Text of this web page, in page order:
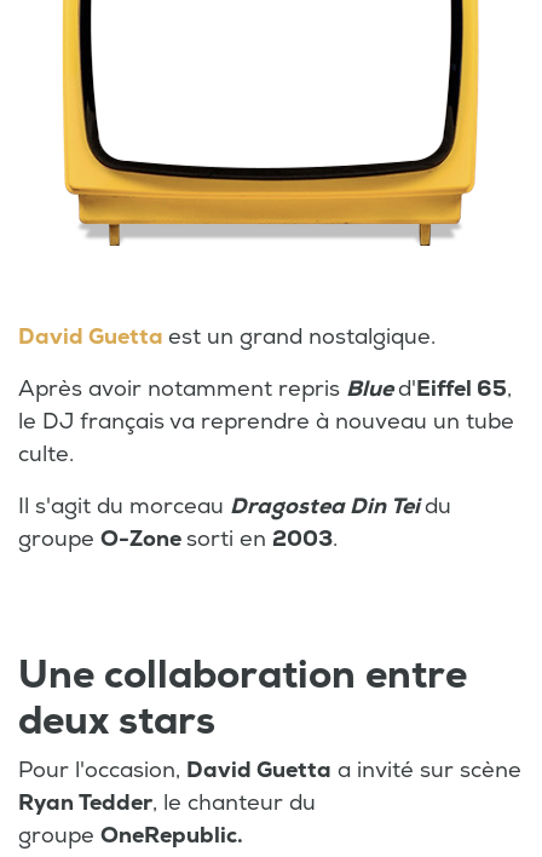
David Guetta est un grand nostalgique.
Après avoir notamment repris Blued'Eiffel 65,
le DJ français va reprendre à nouveau un tube
culte.
Il s'agit du morceau Dragostea Din Teidu
groupe O-Zonesorti en 2003.
Une collaboration entre
deux stars
Pour l'occasion, David Guetta a invité sur scène
Ryan Tedder, le chanteur du
groupe OneRepublic.